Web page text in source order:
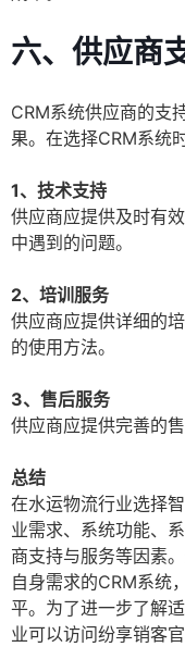
六、供应商
CRM系统供应商的支
果。在选择CRM系统
1、技术支持
供应商应提供及时有
中遇到的问题。
2、培训服务
供应商应提供详细的
的使用方法。
3、售后服务
供应商应提供完善的
总结
在水运物流行业选择
业需求、系统功能、
商支持与服务等因素
自身需求的CRM系统
平。为了进一步了解
业可以访问纷享销客官